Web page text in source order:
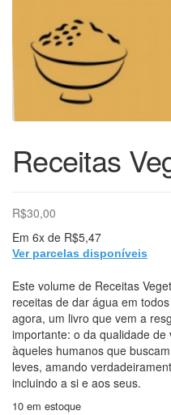
Receitas
R$30,00
Em 6x de R$5,47
Ver parcelas disponíveis
Este volume de Receitas
receitas de dar água em
agora, um livro que vem a
importante: o da qualidade
àqueles humanos que
leves, amando
incluindo a si e aos seus.
10 em estoque